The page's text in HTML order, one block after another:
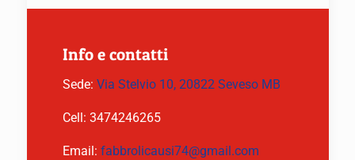
Info e contatti
Sede: Via Stelvio 10, 20822 Seveso MB
Cell: 3474246265
Email: fabbrolicausi74@gmail.com